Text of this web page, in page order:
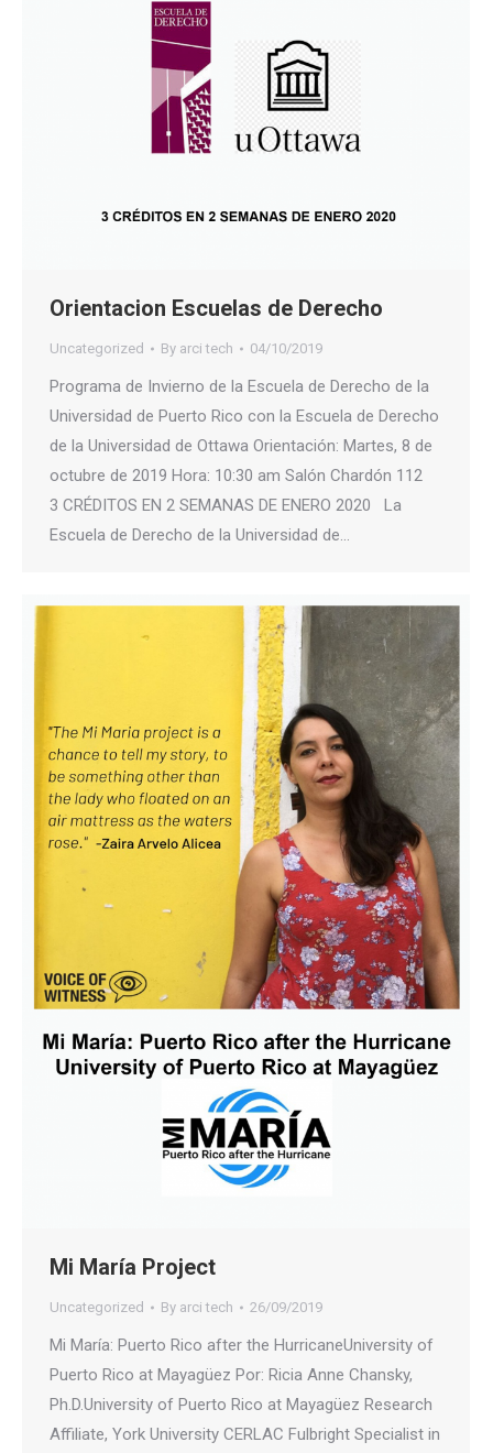
Orientacion Escuelas de Derecho
Uncategorized By arci tech 04/10/2019
Programa de Invierno de la Escuela de Derecho de la
Universidad de Puerto Rico con la Escuela de Derecho
de la Universidad de Ottawa Orientación: Martes, 8 de
octubre de 2019 Hora: 10:30 am Salón Chardón 112
3 CRÉDITOS EN 2 SEMANAS DE ENERO 2020 La
Escuela de Derecho de la Universidad de…
Mi María Project
Uncategorized By arci tech 26/09/2019
Mi María: Puerto Rico after the HurricaneUniversity of
Puerto Rico at Mayagüez Por: Ricia Anne Chansky,
Ph.D.University of Puerto Rico at Mayagüez Research
Affiliate, York University CERLAC Fulbright Specialist in